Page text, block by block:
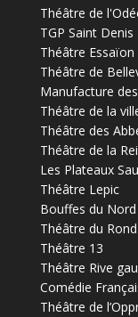
Théâtre de
TGP Saint Denis
Théâtre Essaïon
Théâtre de
Manufacture
Théâtre de la
Théâtre des
Théâtre de la
Les Plateaux
Théâtre Lepic
Bouffes du Nord
Théâtre du
Théâtre 13
Théâtre Rive
Comédie
Théâtre de